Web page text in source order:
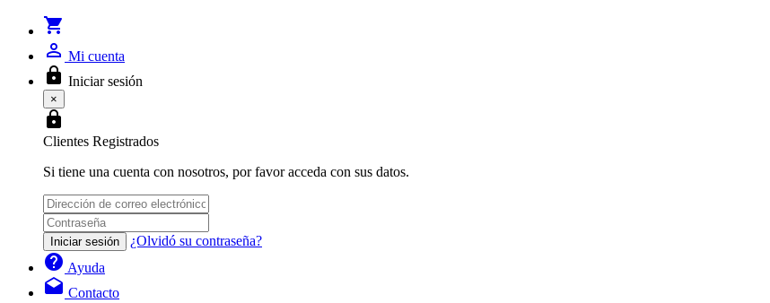
shopping_cart
person_outline Mi cuenta
lock Iniciar sesión
×
lock
Clientes Registrados
Si tiene una cuenta con nosotros, por favor acceda con sus datos.
Iniciar sesión ¿Olvidó su contraseña?
help Ayuda
drafts Contacto